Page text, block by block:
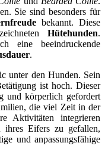
Sie sind besonders für
bekannt. Diese
Hütehunden.
eine beeindruckende
.
unter den Hunden. Sein
ist hoch. Dieser
und körperlich gefordert
die viel Zeit in der
Aktivitäten integrieren
ihres Eifers zu gefallen,
und anpassungsfähige